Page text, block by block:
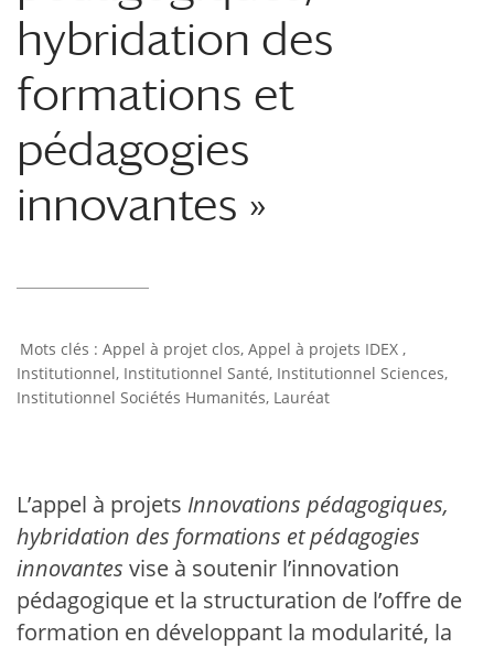
hybridation des
formations et
pédagogies
innovantes »
Appel à projet clos, Appel à projets IDEX ,
Institutionnel, Institutionnel Santé, Institutionnel Sciences,
Institutionnel Sociétés Humanités, Lauréat
L’appel à projets Innovations pédagogiques,
hybridation des formations et pédagogies
innovantes vise à soutenir l’innovation
pédagogique et la structuration de l’offre de
formation en développant la modularité, la